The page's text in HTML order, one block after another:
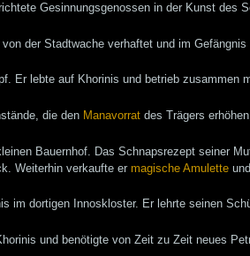
Gesinnungsgenossen in der Kunst des
der Stadtwache verhaftet und im Gefängnis
Er lebte auf Khorinis und betrieb zusammen
die den Manavorrat des Trägers
Bauernhof. Das Schnapsrezept seiner
Weiterhin verkaufte er magische Amulette und
im dortigen Innoskloster. Er lehrte seinen
und benötigte von Zeit zu Zeit neues